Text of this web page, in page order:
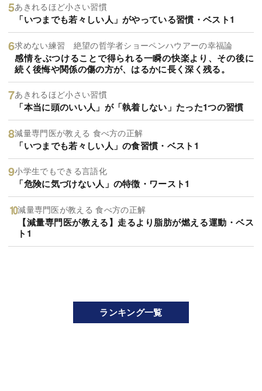
あきれるほど小さい習慣
「いつまでも若々しい人」がやっている習慣・ベスト1
求めない練習 絶望の哲学者ショーペンハウアーの幸福論
感情をぶつけることで得られる一瞬の快楽より、その後に
続く後悔や関係の傷の方が、はるかに長く深く残る。
あきれるほど小さい習慣
「本当に頭のいい人」が「執着しない」たった1つの習慣
減量専門医が教える 食べ方の正解
「いつまでも若々しい人」の食習慣・ベスト1
小学生でもできる言語化
「危険に気づけない人」の特徴・ワースト1
減量専門医が教える 食べ方の正解
【減量専門医が教える】走るより脂肪が燃える運動・ベス
ト1
ランキング一覧